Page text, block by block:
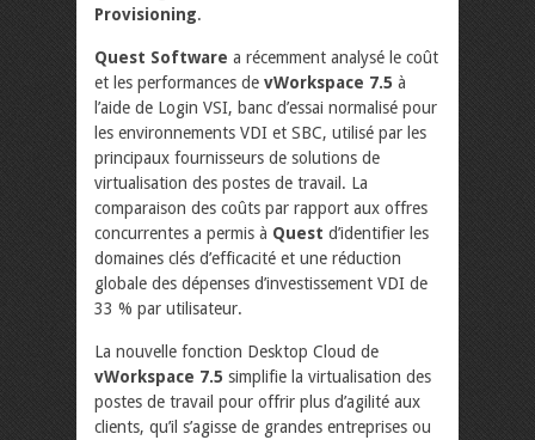
Provisioning.
Quest Software a récemment analysé le coût
et les performances de vWorkspace 7.5 à
l’aide de Login VSI, banc d’essai normalisé pour
les environnements VDI et SBC, utilisé par les
principaux fournisseurs de solutions de
virtualisation des postes de travail. La
comparaison des coûts par rapport aux offres
concurrentes a permis à Quest d’identifier les
domaines clés d’efficacité et une réduction
globale des dépenses d’investissement VDI de
33 % par utilisateur.
La nouvelle fonction Desktop Cloud de
vWorkspace 7.5 simplifie la virtualisation des
postes de travail pour offrir plus d’agilité aux
clients, qu’il s’agisse de grandes entreprises ou